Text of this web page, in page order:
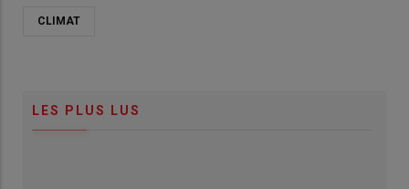
CLIMAT
LES PLUS LUS